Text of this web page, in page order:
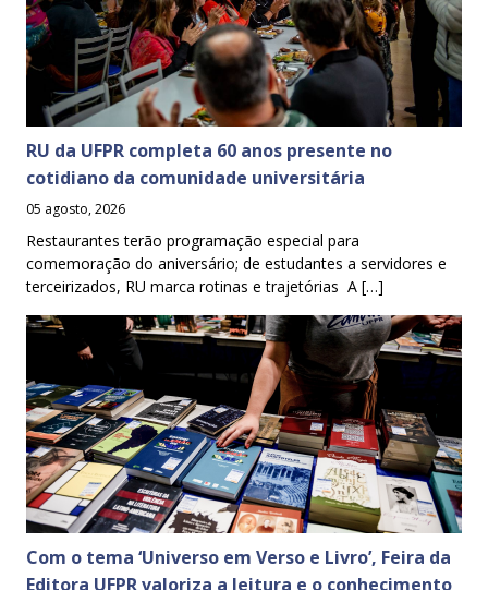
RU da UFPR completa 60 anos presente no
cotidiano da comunidade universitária
05 agosto, 2026
Restaurantes terão programação especial para
comemoração do aniversário; de estudantes a servidores e
terceirizados, RU marca rotinas e trajetórias A […]
Com o tema ‘Universo em Verso e Livro’, Feira da
Editora UFPR valoriza a leitura e o conhecimento